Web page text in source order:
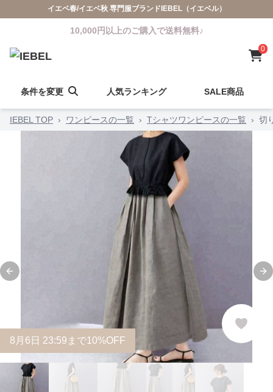
イエベ春/イエベ秋 専門服ブランドIEBEL（イエベル）
10,000円以上のご購入で送料無料♪
0
条件を変更 人気ランキング SALE商品
IEBEL TOP › ワンピースの一覧 › Tシャツワンピースの一覧 › 切
Previous slide
8 月 6 日 23:59まで10%OFF